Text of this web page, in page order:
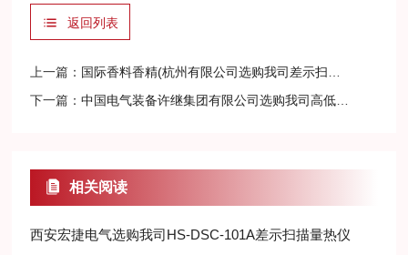
返回列表
上一篇： 国际香料香精(杭州有限公司选购我司差示扫描量热仪
下一篇：中国电气装备许继集团有限公司选购我司高低温湿热试验箱
相关阅读
西安宏捷电气选购我司HS-DSC-101A差示扫描量热仪